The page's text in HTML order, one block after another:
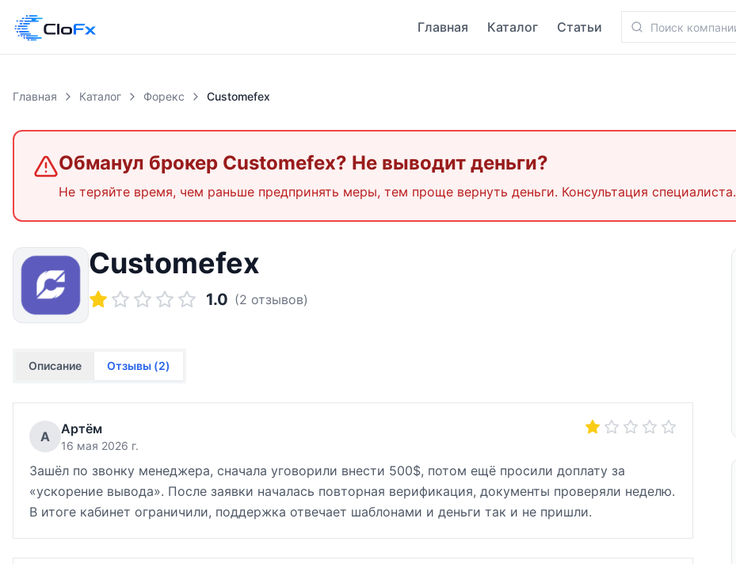
Главная Каталог Статьи
Главная Каталог Форекс Customefex
Обманул брокер Customefex? Не выводит деньги?
Не теряйте время, чем раньше предпринять меры, тем проще вернуть деньги. Консультация специалиста.
Customefex
1.0 (2 отзывов)
Описание Отзывы (2)
А Артём
16 мая 2026 г.
Зашёл по звонку менеджера, сначала уговорили внести 500$, потом ещё просили доплату за
«ускорение вывода». После заявки началась повторная верификация, документы проверяли неделю.
В итоге кабинет ограничили, поддержка отвечает шаблонами и деньги так и не пришли.